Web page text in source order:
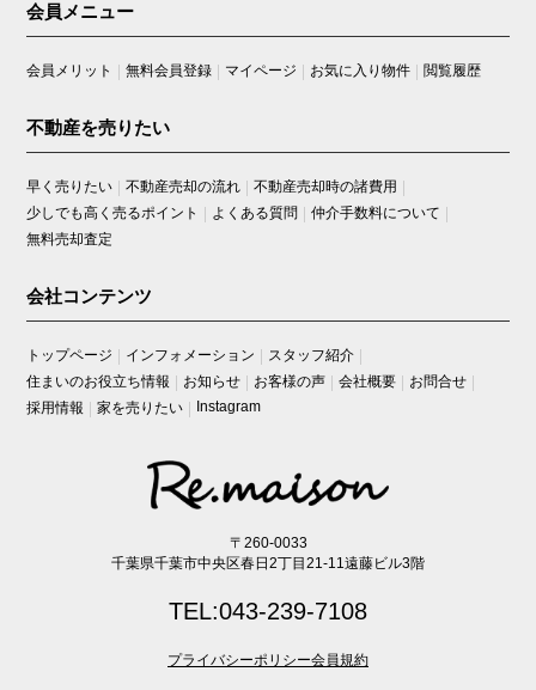
幕張ガーデンフォート
幕張ハウス
ブランファーレ
会員メニュー
会員メリット 無料会員登録 マイページ お気に入り物件 閲覧履歴
不動産を売りたい
早く売りたい 不動産売却の流れ
不動産売却時の諸費用
少しでも高く売るポイント
よくある質問
仲介手数料について
無料売却査定
会社コンテンツ
トップページ インフォメーション
スタッフ紹介
住まいのお役立ち情報
お知らせ お客様の声 会社概要
お問合せ
採用情報
家を売りたい Instagram
〒260-0033
千葉県千葉市中央区春日2丁目21-11遠藤ビル3階
TEL:043-239-7108
プライバシーポリシー会員規約